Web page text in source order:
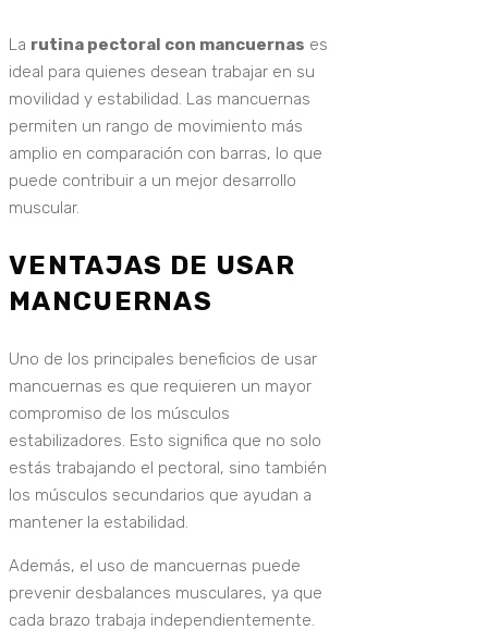
La rutina pectoral con mancuernas es
ideal para quienes desean trabajar en su
movilidad y estabilidad. Las mancuernas
permiten un rango de movimiento más
amplio en comparación con barras, lo que
puede contribuir a un mejor desarrollo
muscular.
VENTAJAS DE USAR
MANCUERNAS
Uno de los principales beneficios de usar
mancuernas es que requieren un mayor
compromiso de los músculos
estabilizadores. Esto significa que no solo
estás trabajando el pectoral, sino también
los músculos secundarios que ayudan a
mantener la estabilidad.
Además, el uso de mancuernas puede
prevenir desbalances musculares, ya que
cada brazo trabaja independientemente.